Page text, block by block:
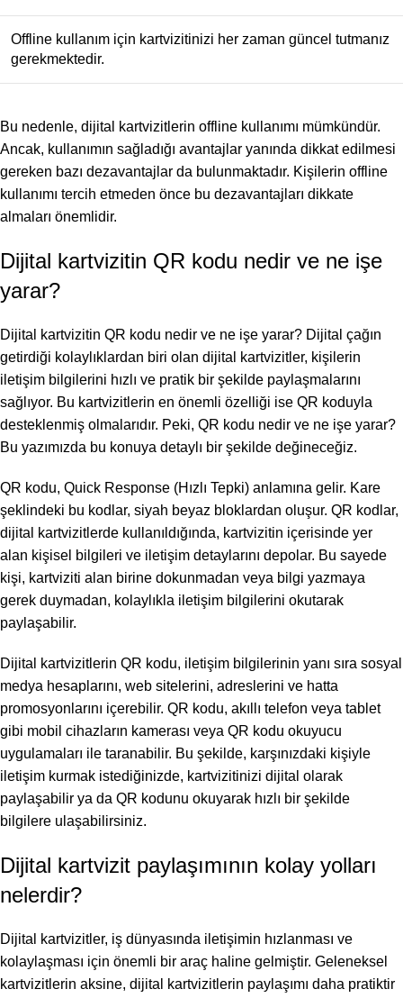
Offline kullanım için kartvizitinizi her zaman güncel tutmanız
gerekmektedir.
Bu nedenle, dijital kartvizitlerin offline kullanımı mümkündür.
Ancak, kullanımın sağladığı avantajlar yanında dikkat edilmesi
gereken bazı dezavantajlar da bulunmaktadır. Kişilerin offline
kullanımı tercih etmeden önce bu dezavantajları dikkate
almaları önemlidir.
Dijital kartvizitin QR kodu nedir ve ne işe
yarar?
Dijital kartvizitin QR kodu nedir ve ne işe yarar? Dijital çağın
getirdiği kolaylıklardan biri olan dijital kartvizitler, kişilerin
iletişim bilgilerini hızlı ve pratik bir şekilde paylaşmalarını
sağlıyor. Bu kartvizitlerin en önemli özelliği ise QR koduyla
desteklenmiş olmalarıdır. Peki, QR kodu nedir ve ne işe yarar?
Bu yazımızda bu konuya detaylı bir şekilde değineceğiz.
QR kodu, Quick Response (Hızlı Tepki) anlamına gelir. Kare
şeklindeki bu kodlar, siyah beyaz bloklardan oluşur. QR kodlar,
dijital kartvizitlerde kullanıldığında, kartvizitin içerisinde yer
alan kişisel bilgileri ve iletişim detaylarını depolar. Bu sayede
kişi, kartviziti alan birine dokunmadan veya bilgi yazmaya
gerek duymadan, kolaylıkla iletişim bilgilerini okutarak
paylaşabilir.
Dijital kartvizitlerin QR kodu, iletişim bilgilerinin yanı sıra sosyal
medya hesaplarını, web sitelerini, adreslerini ve hatta
promosyonlarını içerebilir. QR kodu, akıllı telefon veya tablet
gibi mobil cihazların kamerası veya QR kodu okuyucu
uygulamaları ile taranabilir. Bu şekilde, karşınızdaki kişiyle
iletişim kurmak istediğinizde, kartvizitinizi dijital olarak
paylaşabilir ya da QR kodunu okuyarak hızlı bir şekilde
bilgilere ulaşabilirsiniz.
Dijital kartvizit paylaşımının kolay yolları
nelerdir?
Dijital kartvizitler, iş dünyasında iletişimin hızlanması ve
kolaylaşması için önemli bir araç haline gelmiştir. Geleneksel
kartvizitlerin aksine, dijital kartvizitlerin paylaşımı daha pratiktir